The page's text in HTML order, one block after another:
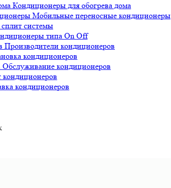
Кондиционеры для обогрева дома
Мобильные переносные кондиционеры
системы
типа On Off
Производители кондиционеров
кондиционеров
Обслуживание кондиционеров
кондиционеров
кондиционеров